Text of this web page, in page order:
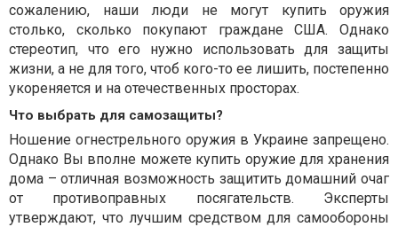
сожалению, наши люди не могут купить оружия
столько, сколько покупают граждане США. Однако
стереотип, что его нужно использовать для защиты
жизни, а не для того, чтоб кого-то ее лишить, постепенно
укореняется и на отечественных просторах.
Что выбрать для самозащиты?
Ношение огнестрельного оружия в Украине запрещено.
Однако Вы вполне можете купить оружие для хранения
дома – отличная возможность защитить домашний очаг
от противоправных посягательств. Эксперты
утверждают, что лучшим средством для самообороны